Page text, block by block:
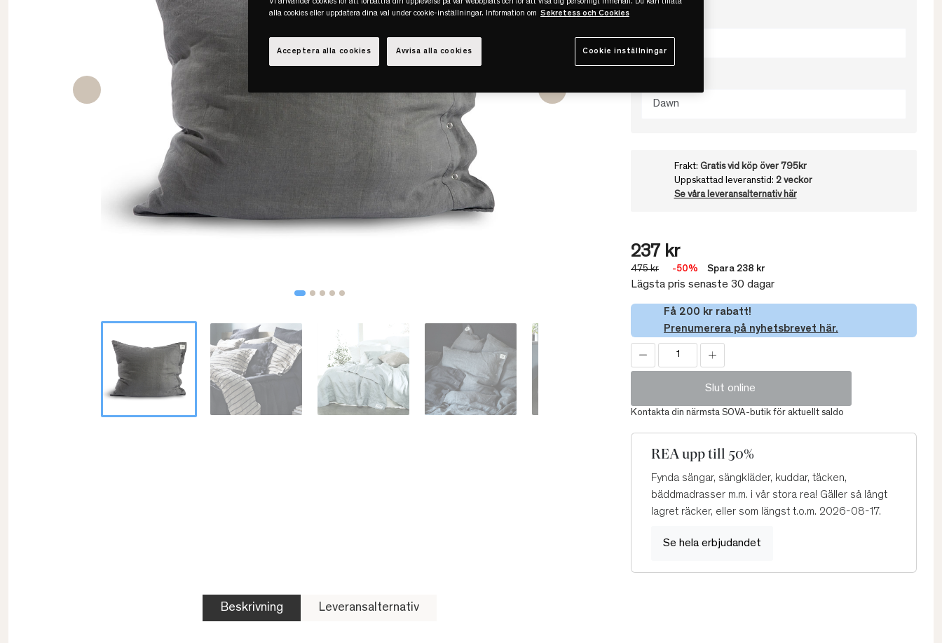
Dawn
Frakt: Gratis vid köp över 795kr
Uppskattad leveranstid: 2 veckor
Se våra leveransalternativ här
237 kr
475 kr -50% Spara 238 kr
Lägsta pris senaste 30 dagar
Få 200 kr rabatt!
Prenumerera på nyhetsbrevet här.
Slut online
Kontakta din närmsta SOVA-butik för aktuellt saldo
REA upp till 50%
Fynda sängar, sängkläder, kuddar, täcken,
bäddmadrasser m.m. i vår stora rea! Gäller så långt
lagret räcker, eller som längst t.o.m. 2026-08-17.
Se hela erbjudandet
Beskrivning Leveransalternativ
Vi använder cookies för att förbättra din upplevelse på vår webbplats och för att visa dig personligt innehåll. Du kan tillåta
alla cookies eller uppdatera dina val under cookie-inställningar. Information om Sekretess och Cookies
Cookie inställningar
Avvisa alla cookies
Acceptera alla cookies